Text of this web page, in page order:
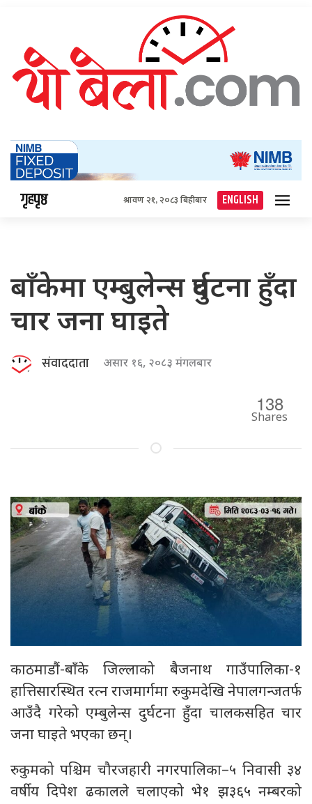
गृहपृष्ठ श्रावण २१, २०८३ बिहीबार ENGLISH
बाँकेमा एम्बुलेन्स दुर्घटना हुँदा
चार जना घाइते
संवाददाता असार १६, २०८३ मंगलबार
138
Shares
काठमाडौं-बाँके जिल्लाको बैजनाथ गाउँपालिका-१
हात्तिसारस्थित रत्न राजमार्गमा रुकुमदेखि नेपालगन्जतर्फ
आउँदै गरेको एम्बुलेन्स दुर्घटना हुँदा चालकसहित चार
जना घाइते भएका छन्।
रुकुमको पश्चिम चौरजहारी नगरपालिका–५ निवासी ३४
वर्षीय दिपेश ढकालले चलाएको भे१ झ३६५ नम्बरको